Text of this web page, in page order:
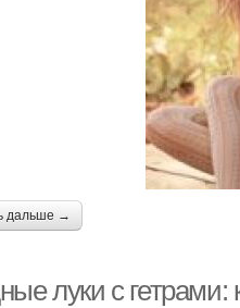
дальше →
луки с гетрами: